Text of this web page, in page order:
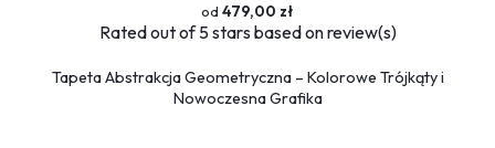
479,00 zł
Ratedout of 5 stars based onreview(s)
Tapeta Abstrakcja Geometryczna – Kolorowe Trójkąty i
Nowoczesna Grafika